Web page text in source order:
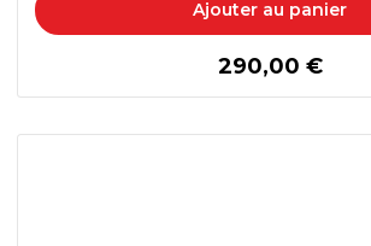
Ajouter au panier
prix
290,00 €